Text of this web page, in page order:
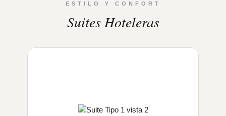
ESTILO Y CONFORT
Suites Hoteleras